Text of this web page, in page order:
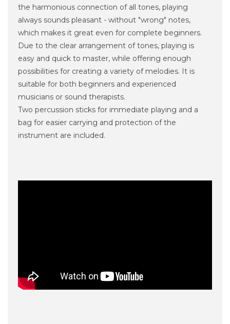
the harmonious connection of all tones, playing
always sounds pleasant - without "wrong" notes,
which makes it great even for complete beginners.
Due to the clear arrangement of tones, playing is
easy and quick to master, while offering enough
possibilities for creating a variety of melodies. It is
suitable for both beginners and experienced
musicians or sound therapists.
Two percussion sticks for immediate playing and a
bag for easier carrying and protection of the
instrument are included.